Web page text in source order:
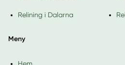
Relining i Dalarna
Meny